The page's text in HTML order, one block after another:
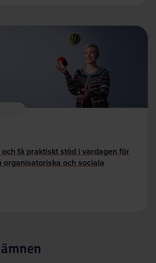
få praktiskt stöd i vardagen för
organisatoriska och sociala